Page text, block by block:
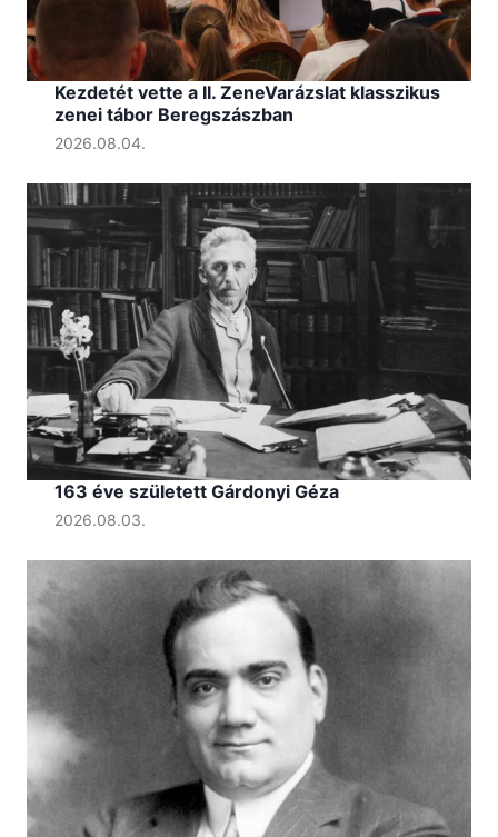
Kezdetét vette a II. ZeneVarázslat klasszikus
zenei tábor Beregszászban
2026.08.04.
163 éve született Gárdonyi Géza
2026.08.03.